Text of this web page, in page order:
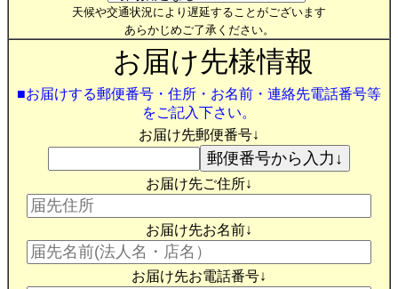
天候や交通状況により遅延することがございます
あらかじめご了承ください。
お届け先様情報
■お届けする郵便番号・住所・お名前・連絡先電話番号等
をご記入下さい。
お届け先郵便番号↓
お届け先ご住所↓
お届け先お名前↓
お届け先お電話番号↓